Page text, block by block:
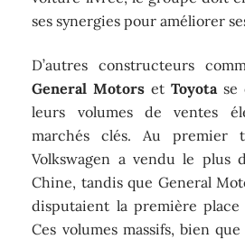
ses synergies pour améliorer
D’autres constructeurs
General Motors etToyota se
leurs volumes de ventes
marchés clés. Au premier
Volkswagen a vendu le plus
Chine, tandis que General
disputaient la première place
Ces volumes massifs, bien